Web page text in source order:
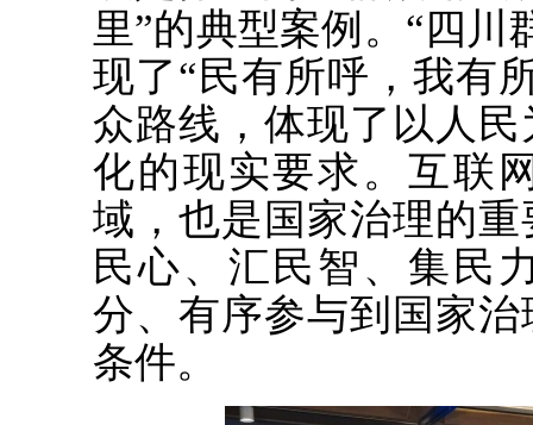
里”的典型案例。“四川
现了“民有所呼，我有
众路线，体现了以人
化的现实要求。互联
域，也是国家治理的
民心、汇民智、集民
分、有序参与到国家
条件。